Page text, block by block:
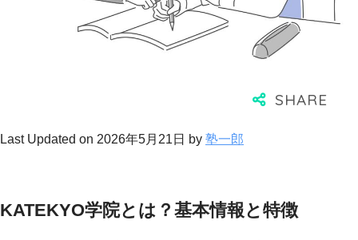
Last Updated on 2026年5月21日 by 塾一郎
KATEKYO学院とは？基本情報と特徴